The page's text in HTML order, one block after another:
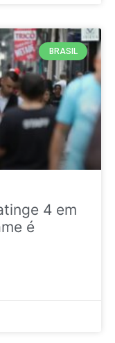
BRASIL
4 em
é